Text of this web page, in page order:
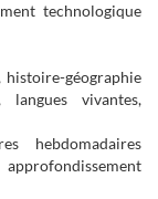
technologique
géographie
langues vivantes,